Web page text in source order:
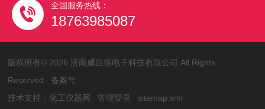
全国服务热线：
18763985087
版权所有© 2026 济南威世德电子科技有限公司 All Rights
Reserved 备案号
技术支持：化工仪器网 管理登录 sitemap.xml